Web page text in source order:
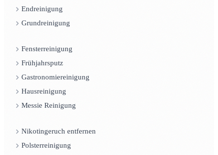
Endreinigung
Grundreinigung
Fensterreinigung
Frühjahrsputz
Gastronomiereinigung
Hausreinigung
Messie Reinigung
Nikotingeruch entfernen
Polsterreinigung